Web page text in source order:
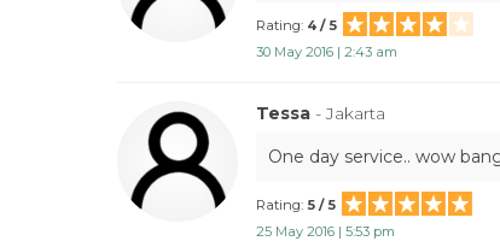
Rating: 4 / 5
30 May 2016 | 2:43 am
Tessa - Jakarta
One day service.. wow
Rating: 5 / 5
25 May 2016 | 5:53 pm